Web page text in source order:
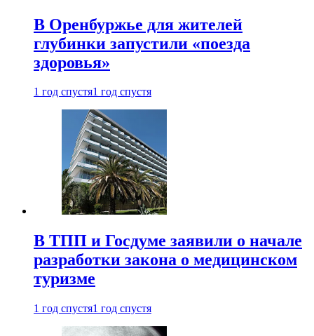
В Оренбуржье для жителей
глубинки запустили «поезда
здоровья»
1 год спустя1 год спустя
В ТПП и Госдуме заявили о начале
разработки закона о медицинском
туризме
1 год спустя1 год спустя